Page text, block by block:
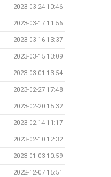
2023-03-24 10:46
2023-03-17 11:56
2023-03-16 13:37
2023-03-15 13:09
2023-03-01 13:54
2023-02-27 17:48
2023-02-20 15:32
2023-02-14 11:17
2023-02-10 12:32
2023-01-03 10:59
2022-12-07 15:51